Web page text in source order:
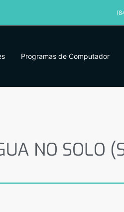
Programas de Computador
NO SOLO